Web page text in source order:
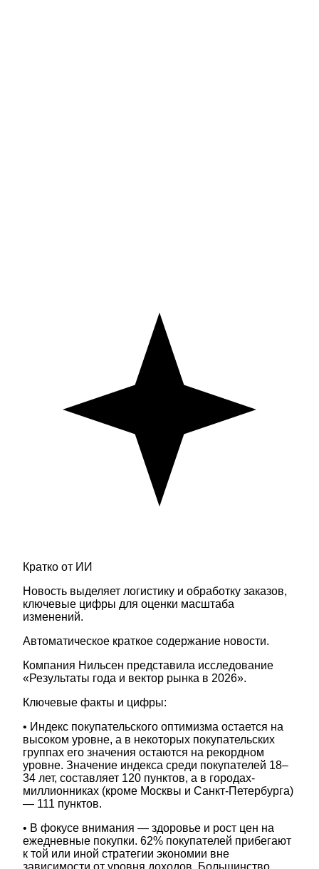
Кратко от ИИ
Новость выделяет логистику и обработку заказов,
ключевые цифры для оценки масштаба
изменений.
Автоматическое краткое содержание новости.
Компания Нильсен представила исследование
«Результаты года и вектор рынка в 2026».
Ключевые факты и цифры:
• Индекс покупательского оптимизма остается на
высоком уровне, а в некоторых покупательских
группах его значения остаются на рекордном
уровне. Значение индекса среди покупателей 18–
34 лет, составляет 120 пунктов, а в городах-
миллионниках (кроме Москвы и Санкт-Петербурга)
— 111 пунктов.
• В фокусе внимания — здоровье и рост цен на
ежедневные покупки. 62% покупателей прибегают
к той или иной стратегии экономии вне